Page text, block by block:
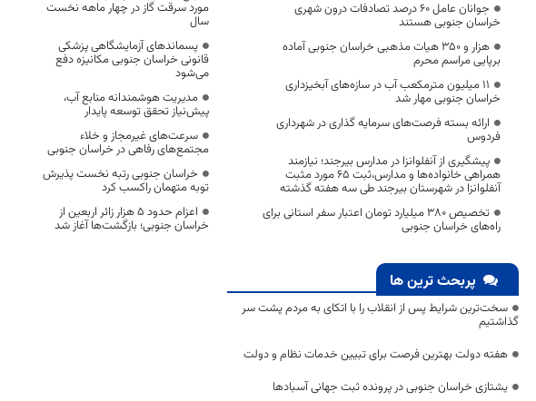
جوانان عامل ۶۰ درصد تصادفات درون شهری
خراسان جنوبی هستند
هزار و ۳۵۰ هیات مذهبی خراسان جنوبی آماده
برپایی مراسم محرم
۱۱ میلیون مترمکعب آب در سازه‌های آبخیزداری
خراسان جنوبی مهار شد
ارائه بسته فرصت‌های سرمایه گذاری در شهرداری
فردوس
پیشگیری از آنفلوانزا در مدارس بیرجند؛ نیازمند
همراهی خانواده‌ها و مدارس،ثبت ۶۵ مورد مثبت
آنفلوانزا در شهرستان بیرجند طی سه هفته گذشته
تخصیص ۳۸۰ میلیارد تومان اعتبار سفر استانی برای
راه‌های خراسان جنوبی
پربحث ترین ها
سخت‌ترین شرایط پس از انقلاب را با اتکای به مردم پشت سر
گذاشتیم
هفته دولت بهترین فرصت برای تبیین خدمات نظام و دولت
یشتازی خراسان جنوبی در پرونده ثبت جهانی آسبادها
مورد سرقت گاز در چهار ماهه نخست
سال
پسماندهای آزمایشگاهی پزشکی
قانونی خراسان جنوبی مکانیزه دفع
می‌شود
مدیریت هوشمندانه منابع آب،
پیش‌نیاز تحقق توسعه پایدار
سرعت‌های غیرمجاز و خلاء
مجتمع‌های رفاهی در خراسان جنوبی
خراسان جنوبی رتبه نخست پذیرش
توبه متهمان راکسب کرد
اعزام حدود 5 هزار زائر اربعین از
خراسان جنوبی؛ بازگشت‌ها آغاز شد